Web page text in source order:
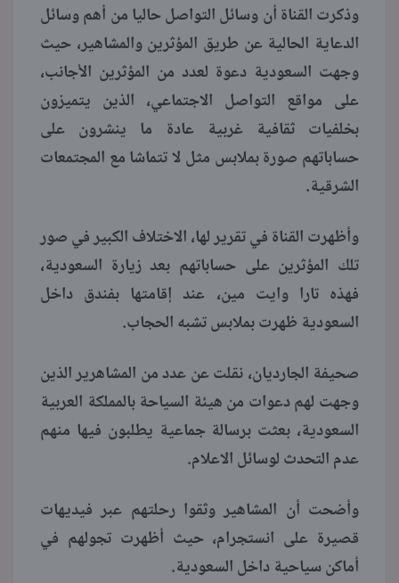
وذكرت القناة أن وسائل التواصل حاليا من أهم وسائل
الدعاية الحالية عن طريق المؤثرين والمشاهير، حيث
وجهت السعودية دعوة لعدد من المؤثرين الأجانب،
على مواقع التواصل الاجتماعي، الذين يتميزون
بخلفيات ثقافية غربية عادة ما ينشرون على
حساباتهم صورة بملابس مثل لا تتماشا مع المجتمعات
الشرقية.
وأظهرت القناة في تقرير لها، الاختلاف الكبير في صور
تلك المؤثرين على حساباتهم بعد زيارة السعودية،
فهذه تارا وايت مين، عند إقامتها بفندق داخل
السعودية ظهرت بملابس تشبه الحجاب.
صحيفة الجارديان، نقلت عن عدد من المشاهرير الذين
وجهت لهم دعوات من هيئة السياحة بالمملكة العربية
السعودية، بعثت برسالة جماعية يطلبون فيها منهم
عدم التحدث لوسائل الاعلام.
وأضحت أن المشاهير وثقوا رحلتهم عبر فيديهات
قصيرة على انستجرام، حيث أظهرت تجولهم في
أماكن سياحية داخل السعودية.